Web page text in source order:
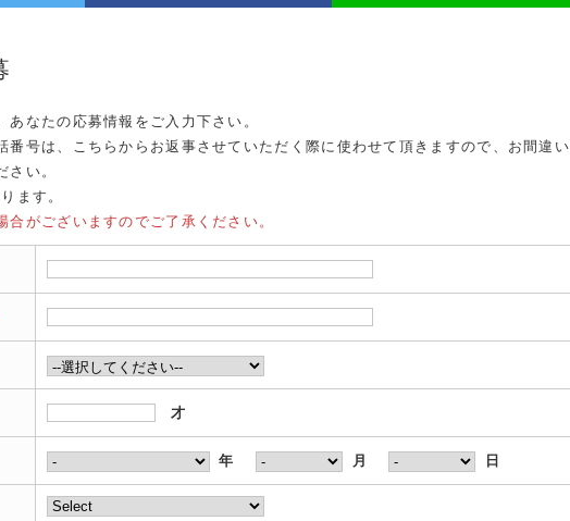
あなたの応募情報をご入力下さい。
番号は、こちらからお返事させていただく際に使わせて頂きますので、お間違い
さい。
ます。
がございますのでご了承ください。
才
年 月 日